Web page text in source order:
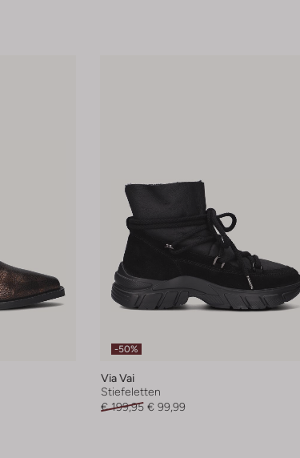
-50%
Via Vai
Stiefeletten
€ 199,95 € 99,99